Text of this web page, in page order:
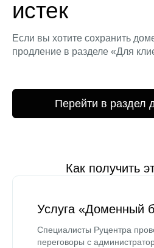
истек
Если вы хотите сохранить
продление в разделе «Для
Перейти в раздел
Как получить
Услуга «Доменный
Специалисты Руцентра
переговоры с